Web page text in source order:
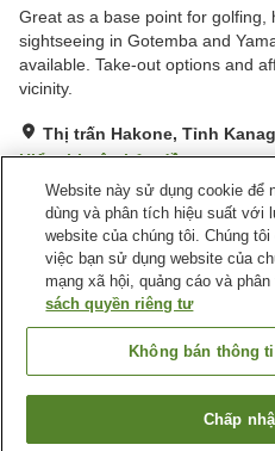
Great as a base point for golfing,
sightseeing in Gotemba and
available. Take-out options and
vicinity.
Thị trấn Hakone, Tỉnh
Hiển thị trên bản đồ
Xuất sắc Đánh giá:4
Tiện nghi chỗ nghỉ
Wi-Fi
Lò vi sóng (dùng chung)
Tỉnh
Tìm
Website này sử dụng cookie để
dùng và phân tích hiệu suất với
website của chúng tôi. Chúng
việc bạn sử dụng website của
mạng xã hội, quảng cáo và
sách quyền riêng tư
Không bán thông
Chấp